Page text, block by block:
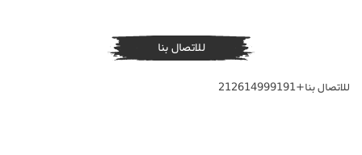
للاتصال بنا
للاتصال بنا+212614999191